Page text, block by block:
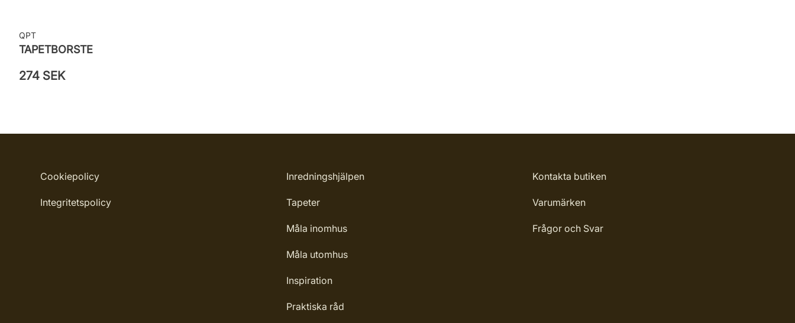
QPT
TAPETBORSTE
274 SEK
Cookiepolicy
Integritetspolicy
Inredningshjälpen
Tapeter
Måla inomhus
Måla utomhus
Inspiration
Praktiska råd
Kontakta butiken
Varumärken
Frågor och Svar